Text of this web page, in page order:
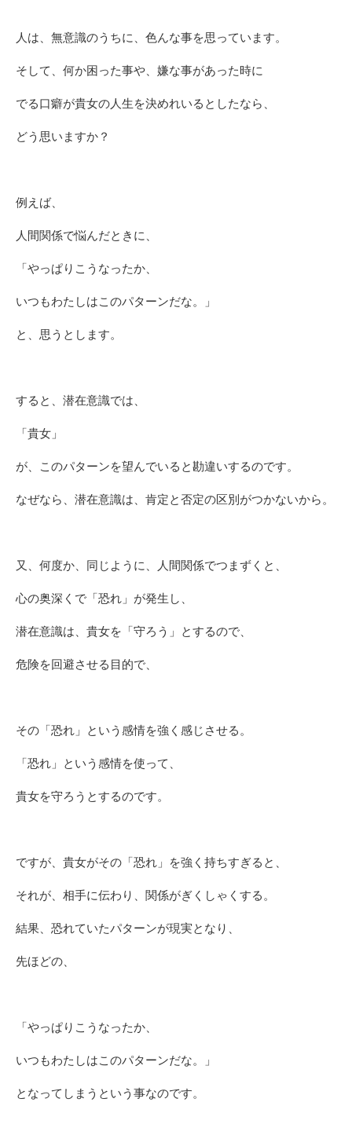
人は、無意識のうちに、色んな事を思っています。
そして、何か困った事や、嫌な事があった時に
でる口癖が貴女の人生を決めれいるとしたなら、
どう思いますか？
例えば、
人間関係で悩んだときに、
「やっぱりこうなったか、
いつもわたしはこのパターンだな。」
と、思うとします。
すると、潜在意識では、
「貴女」
が、このパターンを望んでいると勘違いするのです。
なぜなら、潜在意識は、肯定と否定の区別がつかないから。
又、何度か、同じように、人間関係でつまずくと、
心の奥深くで「恐れ」が発生し、
潜在意識は、貴女を「守ろう」とするので、
危険を回避させる目的で、
その「恐れ」という感情を強く感じさせる。
「恐れ」という感情を使って、
貴女を守ろうとするのです。
ですが、貴女がその「恐れ」を強く持ちすぎると、
それが、相手に伝わり、関係がぎくしゃくする。
結果、恐れていたパターンが現実となり、
先ほどの、
「やっぱりこうなったか、
いつもわたしはこのパターンだな。」
となってしまうという事なのです。